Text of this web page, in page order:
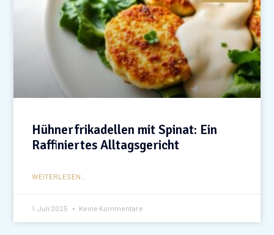
Hühnerfrikadellen mit Spinat: Ein
Raffiniertes Alltagsgericht
WEITERLESEN...
1. Juli 2025 Keine Kommentare